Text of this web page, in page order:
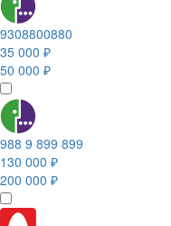
9308800880
35 000 ₽
50 000 ₽
988 9 899 899
130 000 ₽
200 000 ₽